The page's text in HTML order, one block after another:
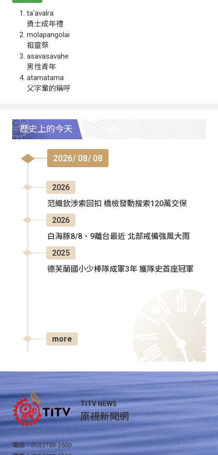
ta‘avalra
勇士成年禮
molapangolai
祖靈祭
asavasavahe
男性青年
atamatama
父字輩的稱呼
歷史上的今天
2026/ 08/ 08
2026
范織欽涉索回扣 橋檢發動搜索120萬交保
2026
白海豚8/8、9離台最近 北部戒備強風大雨
2025
德芙蘭國小少棒隊成軍3年 獲隊史首座冠軍
more
TITV NEWS
原視新聞網
電話：(02)2788-1600